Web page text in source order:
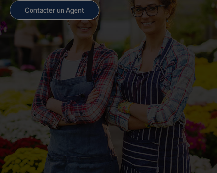
Contacter un Agent